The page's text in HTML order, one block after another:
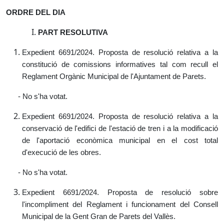
ORDRE DEL DIA
PART RESOLUTIVA
Expedient 6691/2024. Proposta de resolució relativa a la
constitució de comissions informatives tal com recull el
Reglament Orgànic Municipal de l'Ajuntament de Parets.
- No s'ha votat.
Expedient 6691/2024. Proposta de resolució relativa a la
conservació de l'edifici de l'estació de tren i a la modificació
de l'aportació econòmica municipal en el cost total
d'execució de les obres.
- No s'ha votat.
Expedient 6691/2024. Proposta de resolució sobre
l'incompliment del Reglament i funcionament del Consell
Municipal de la Gent Gran de Parets del Vallès.